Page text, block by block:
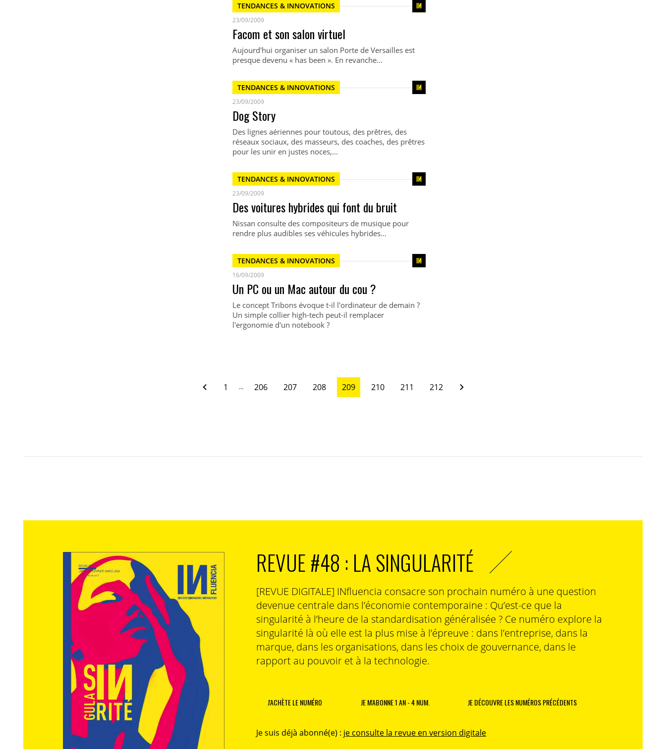
TENDANCES & INNOVATIONS
23/09/2009
Facom et son salon virtuel
Aujourd'hui organiser un salon Porte de Versailles est
presque devenu « has been ». En revanche...
TENDANCES & INNOVATIONS
23/09/2009
Dog Story
Des lignes aériennes pour toutous, des prêtres, des
réseaux sociaux, des masseurs, des coaches, des prêtres
pour les unir en justes noces,…
TENDANCES & INNOVATIONS
23/09/2009
Des voitures hybrides qui font du bruit
Nissan consulte des compositeurs de musique pour
rendre plus audibles ses véhicules hybrides...
TENDANCES & INNOVATIONS
16/09/2009
Un PC ou un Mac autour du cou ?
Le concept Tribons évoque t-il l'ordinateur de demain ?
Un simple collier high-tech peut-il remplacer
l'ergonomie d'un notebook ?
1 … 206 207 208 209 210 211 212
REVUE #48 : LA SINGULARITÉ
[REVUE DIGITALE] INfluencia consacre son prochain numéro à une question
devenue centrale dans l’économie contemporaine : Qu’est-ce que la
singularité à l’heure de la standardisation généralisée ? Ce numéro explore la
singularité là où elle est la plus mise à l’épreuve : dans l’entreprise, dans la
marque, dans les organisations, dans les choix de gouvernance, dans le
rapport au pouvoir et à la technologie.
J'ACHÈTE LE NUMÉRO JE M'ABONNE 1 AN - 4 NUM. JE DÉCOUVRE LES NUMÉROS PRÉCÉDENTS
Je suis déjà abonné(e) : je consulte la revue en version digitale